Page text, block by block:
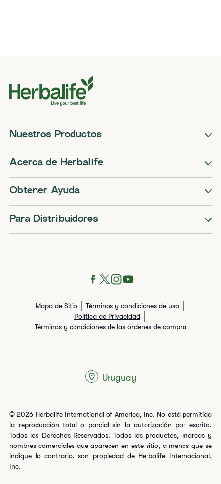
Nuestros Productos
Acerca de Herbalife
Obtener Ayuda
Para Distribuidores
Mapa de Sitio
Términos y condiciones de uso
Política de Privacidad
Términos y condiciones de las órdenes de compra
© 2026 Herbalife International of America, Inc. No está permitida
la reproducción total o parcial sin la autorización por escrito.
Todos los Derechos Reservados. Todos los productos, marcas y
nombres comerciales que aparecen en este sitio, a menos que se
indique lo contrario, son propiedad de Herbalife Internacional,
Inc.
Uruguay